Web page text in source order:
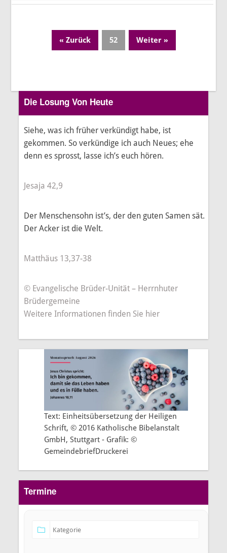
« Zurück 52 Weiter »
Die Losung Von Heute
Siehe, was ich früher verkündigt habe, ist
gekommen. So verkündige ich auch Neues; ehe
denn es sprosst, lasse ich’s euch hören.
Jesaja 42,9
Der Menschensohn ist’s, der den guten Samen sät.
Der Acker ist die Welt.
Matthäus 13,37-38
© Evangelische Brüder-Unität – Herrnhuter
Brüdergemeine
Weitere Informationen finden Sie hier
Text: Einheitsübersetzung der Heiligen
Schrift, © 2016 Katholische Bibelanstalt
GmbH, Stuttgart - Grafik: ©
GemeindebriefDruckerei
Termine